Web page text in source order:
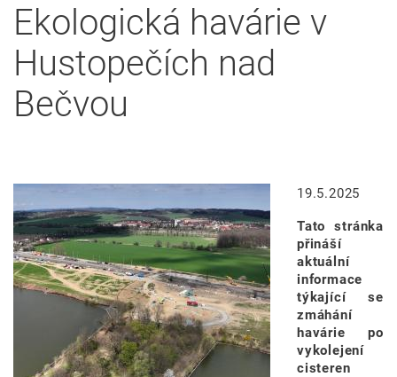
Ekologická havárie v
Hustopečích nad
Bečvou
Image 19.5.2025
Tato stránka
přináší
aktuální
informace
týkající se
zmáhání
havárie po
vykolejení
cisteren